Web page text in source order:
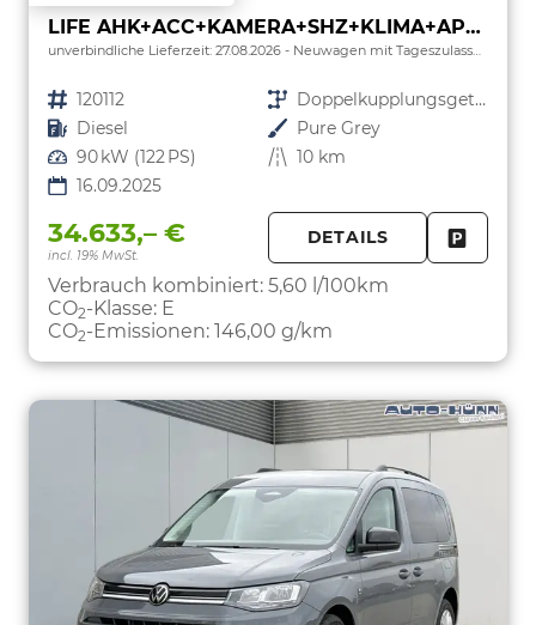
LIFE AHK+ACC+KAMERA+SHZ+KLIMA+APP-CONNECT
unverbindliche Lieferzeit: 27.08.2026 Neuwagen mit Tageszulassung
Fahrzeugnr. 120112 Getriebe
Doppelkupplungsgetriebe (DSG)
Kraftstoff Diesel Außenfarbe Pure Grey
Leistung 90 kW (122 PS) Kilometerstand 10 km
16.09.2025
34.633,– €
incl. 19% MwSt.
DETAILS
Verbrauch kombiniert: 5,60 l/100km
CO2-Klasse: E
CO2-Emissionen: 146,00 g/km